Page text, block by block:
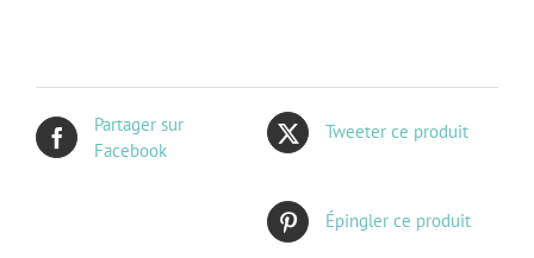
Partager sur
Facebook
Tweeter ce produit
Épingler ce produit